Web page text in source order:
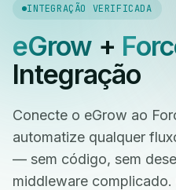
INTEGRAÇÃO VERIFICADA
eGrow+
Integração
Conecte o eGrow ao
automatize qualquer
— sem código, sem
middleware